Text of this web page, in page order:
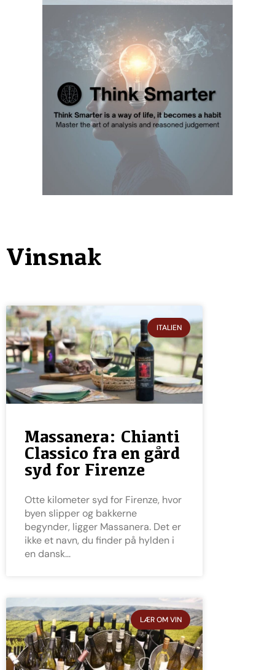
Vinsnak
ITALIEN
Massanera: Chianti
Classico fra en gård
syd for Firenze
Otte kilometer syd for Firenze, hvor
byen slipper og bakkerne
begynder, ligger Massanera. Det er
ikke et navn, du finder på hylden i
en dansk
LÆR OM VIN